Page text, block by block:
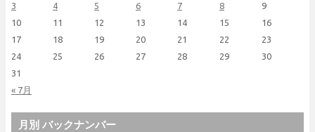
« 7月
3
4 5 6 7 8
9
10
11 12 13 14 15
16
17
18 19 20 21 22
23
24
25 26 27 28 29
30
31
月別 バックナンバー